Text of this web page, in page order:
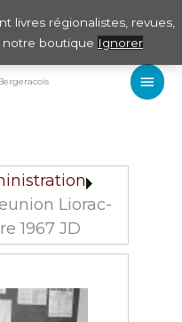
livres régionalistes, revues,
notre boutique Ignorer
Liorac-
1967 JD